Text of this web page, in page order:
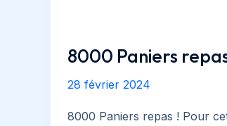
8000 Paniers
28 février 2024
8000 Paniers repas ! Pour